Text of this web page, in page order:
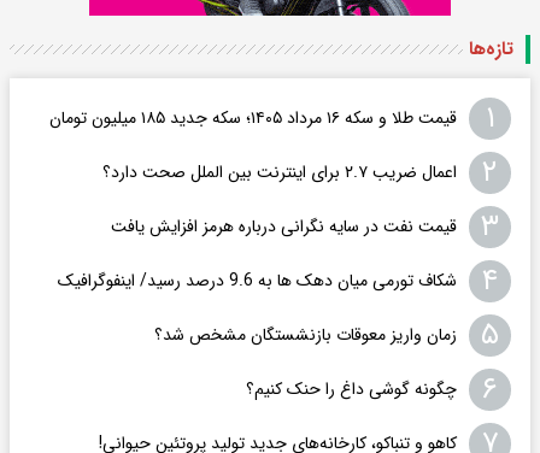
تازه‌ها
۱ قیمت طلا و سکه ۱۶ مرداد ۱۴۰۵؛ سکه جدید ١٨۵ میلیون تومان
۲ اعمال ضریب ۲.۷ برای اینترنت بین الملل صحت دارد؟
۳ قیمت نفت در سایه نگرانی درباره هرمز افزایش یافت
۴ شکاف تورمی میان دهک ها به 9.6 درصد رسید/ اینفوگرافیک
۵ زمان واریز معوقات بازنشستگان مشخص شد؟
۶ چگونه گوشی داغ را حنک کنیم؟
کاهو و تنباکو، کارخانه‌های جدید تولید پروتئین حیوانی!